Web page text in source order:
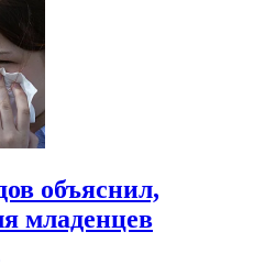
объяснил,
младенцев